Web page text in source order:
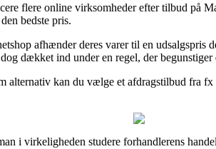
flere online virksomheder efter tilbud på
bedste pris.
afhænder deres varer til en udsalgspris
dækket ind under en regel, der begunstiger
alternativ kan du vælge et afdragstilbud fra
i virkeligheden studere forhandlerens